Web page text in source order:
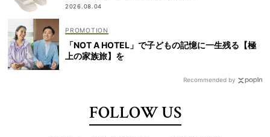
2026.08.04
「NOT A HOTEL」で子どもの記憶に一生残る【極
上の家族旅】を
Recommended by
FOLLOW US